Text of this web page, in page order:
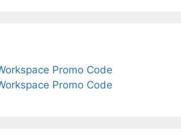
Promo Code
Promo Code